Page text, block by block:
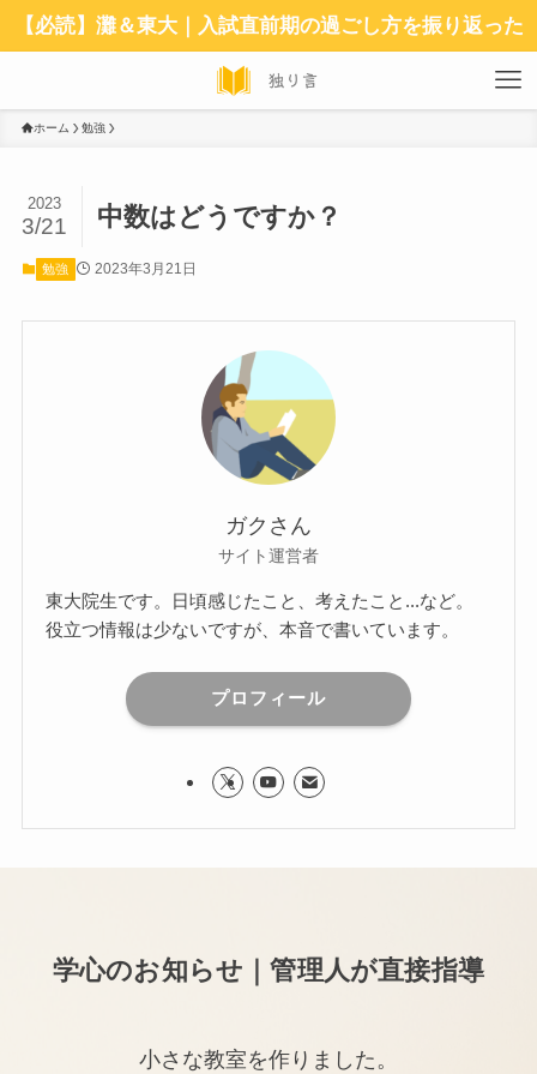
【必読】灘＆東大｜入試直前期の過ごし方を振り返った
ホーム 勉強
中数はどうですか？
2023
3/21
勉強 2023年3月21日
ガクさん
サイト運営者
東大院生です。日頃感じたこと、考えたこと...など。
役立つ情報は少ないですが、本音で書いています。
プロフィール
学心のお知らせ｜管理人が直接指導
小さな教室を作りました。